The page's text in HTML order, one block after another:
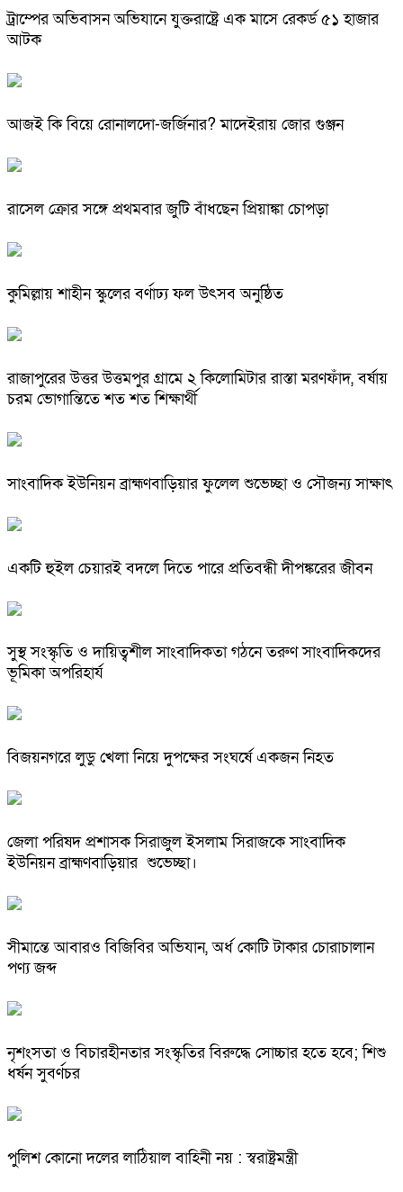
ট্রাম্পের অভিবাসন অভিযানে যুক্তরাষ্ট্রে এক মাসে রেকর্ড ৫১ হাজার
আটক
আজই কি বিয়ে রোনালদো-জর্জিনার? মাদেইরায় জোর গুঞ্জন
রাসেল ক্রোর সঙ্গে প্রথমবার জুটি বাঁধছেন প্রিয়াঙ্কা চোপড়া
কুমিল্লায় শাহীন স্কুলের বর্ণাঢ্য ফল উৎসব অনুষ্ঠিত
রাজাপুরের উত্তর উত্তমপুর গ্রামে ২ কিলোমিটার রাস্তা মরণফাঁদ, বর্ষায়
চরম ভোগান্তিতে শত শত শিক্ষার্থী
সাংবাদিক ইউনিয়ন ব্রাহ্মণবাড়িয়ার ফুলেল শুভেচ্ছা ও সৌজন্য সাক্ষাৎ
একটি হুইল চেয়ারই বদলে দিতে পারে প্রতিবন্ধী দীপঙ্করের জীবন
সুস্থ সংস্কৃতি ও দায়িত্বশীল সাংবাদিকতা গঠনে তরুণ সাংবাদিকদের
ভূমিকা অপরিহার্য
বিজয়নগরে লুডু খেলা নিয়ে দুপক্ষের সংঘর্ষে একজন নিহত
জেলা পরিষদ প্রশাসক সিরাজুল ইসলাম সিরাজকে সাংবাদিক
ইউনিয়ন ব্রাহ্মণবাড়িয়ার শুভেচ্ছা।
সীমান্তে আবারও বিজিবির অভিযান, অর্ধ কোটি টাকার চোরাচালান
পণ্য জব্দ
নৃশংসতা ও বিচারহীনতার সংস্কৃতির বিরুদ্ধে সোচ্চার হতে হবে; শিশু
ধর্ষন সুবর্ণচর
পুলিশ কোনো দলের লাঠিয়াল বাহিনী নয় : স্বরাষ্ট্রমন্ত্রী